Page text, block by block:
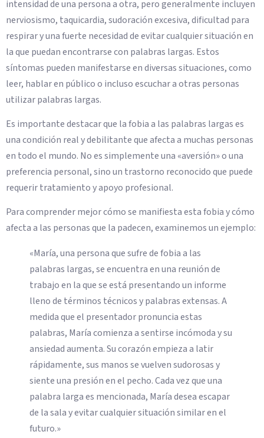
intensidad de una persona a otra, pero generalmente incluyen
nerviosismo, taquicardia, sudoración excesiva, dificultad para
respirar y una fuerte necesidad de evitar cualquier situación en
la que puedan encontrarse con palabras largas. Estos
síntomas pueden manifestarse en diversas situaciones, como
leer, hablar en público o incluso escuchar a otras personas
utilizar palabras largas.
Es importante destacar que la fobia a las palabras largas es
una condición real y debilitante que afecta a muchas personas
en todo el mundo. No es simplemente una «aversión» o una
preferencia personal, sino un trastorno reconocido que puede
requerir tratamiento y apoyo profesional.
Para comprender mejor cómo se manifiesta esta fobia y cómo
afecta a las personas que la padecen, examinemos un ejemplo:
«María, una persona que sufre de fobia a las
palabras largas, se encuentra en una reunión de
trabajo en la que se está presentando un informe
lleno de términos técnicos y palabras extensas. A
medida que el presentador pronuncia estas
palabras, María comienza a sentirse incómoda y su
ansiedad aumenta. Su corazón empieza a latir
rápidamente, sus manos se vuelven sudorosas y
siente una presión en el pecho. Cada vez que una
palabra larga es mencionada, María desea escapar
de la sala y evitar cualquier situación similar en el
futuro.»